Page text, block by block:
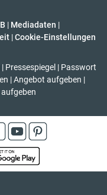
| Mediadaten |
| Cookie-Einstellungen
| Pressespiegel | Passwort
| Angebot aufgeben |